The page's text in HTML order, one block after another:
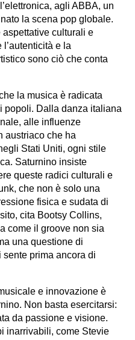
agli ABBA, un
la scena pop globale.
culturali e
l’autenticità e la
sono ciò che conta
la musica è radicata
popoli. Dalla danza italiana
alle influenze
austriaco che ha
Stati Uniti, ogni stile
Saturnino insiste
queste radici culturali e
che non è solo una
fisica e sudata di
cita Bootsy Collins,
come il groove non sia
una questione di
prima ancora di
e innovazione è
Non basta esercitarsi:
da passione e visione.
inarrivabili, come Stevie